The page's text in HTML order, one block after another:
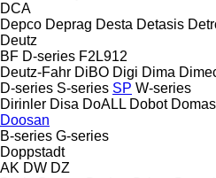
DCA
Depco Deprag Desta Detasis
Deutz
BF D-series F2L912
Deutz-Fahr DiBO Digi Dima
D-series S-series SP W-series
Dirinler Disa DoALL Dobot
Doosan
B-series G-series
Doppstadt
AK DW DZ